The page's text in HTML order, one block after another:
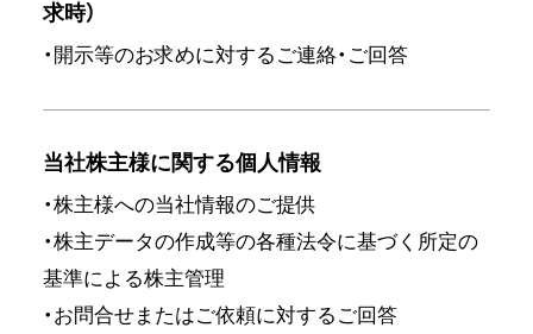
求時）
・開示等のお求めに対するご連絡・ご回答
当社株主様に関する個人情報
・株主様への当社情報のご提供
・株主データの作成等の各種法令に基づく所定の
基準による株主管理
・お問合せまたはご依頼に対するご回答